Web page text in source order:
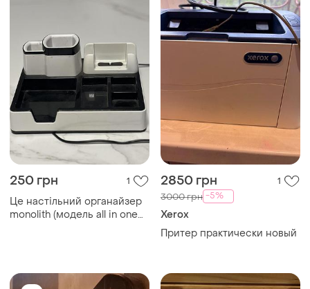
250 грн 1
Це настільний органайзер
monolith (модель all in one
2850 грн 1
3000 грн -5%
Xerox
Притер практически новый